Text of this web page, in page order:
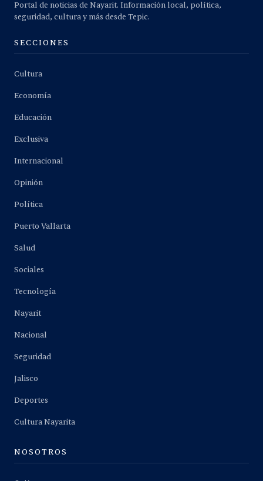
Portal de noticias de Nayarit. Información local, política,
seguridad, cultura y más desde Tepic.
SECCIONES
Cultura
Economía
Educación
Exclusiva
Internacional
Opinión
Política
Puerto Vallarta
Salud
Sociales
Tecnología
Nayarit
Nacional
Seguridad
Jalisco
Deportes
Cultura Nayarita
NOSOTROS